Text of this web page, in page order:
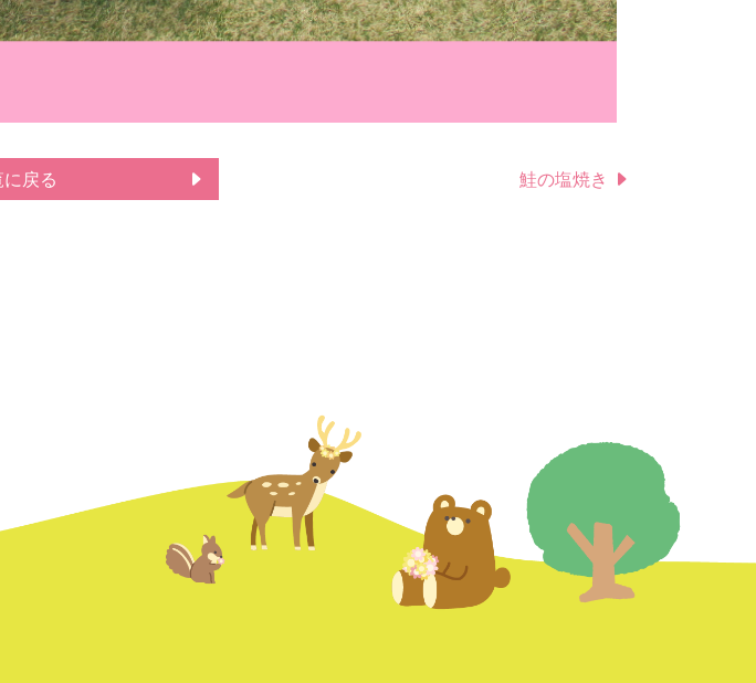
戻る 鮭の塩焼き